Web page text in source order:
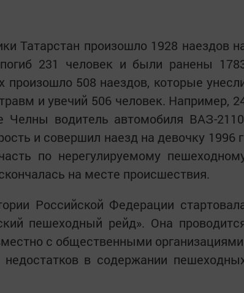
Татарстан произошло 1928 наездов
231 человек и были ранены
508 наездов, которые
и увечий 506 человек. Например,
Челны водитель автомобиля ВАЗ-
и совершил наезд на девочку 1996
по нерегулируемому
на месте происшествия.
Российской Федерации
пешеходный рейд». Она
с общественными
в содержании